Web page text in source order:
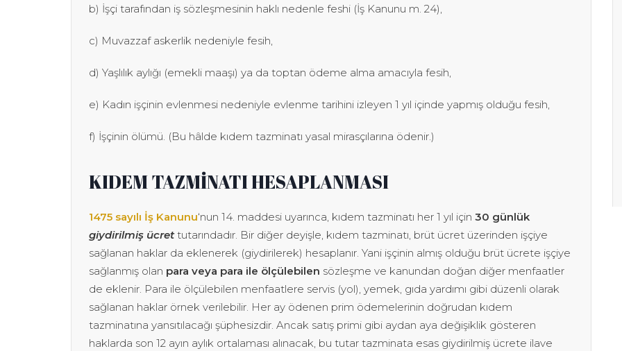
b) İşçi tarafından iş sözleşmesinin haklı nedenle feshi (İş Kanunu m. 24),
c) Muvazzaf askerlik nedeniyle fesih,
d) Yaşlılık aylığı (emekli maaşı) ya da toptan ödeme alma amacıyla fesih,
e) Kadın işçinin evlenmesi nedeniyle evlenme tarihini izleyen 1 yıl içinde yapmış olduğu fesih,
f) İşçinin ölümü. (Bu hâlde kıdem tazminatı yasal mirasçılarına ödenir.)
KIDEM TAZMİNATI HESAPLANMASI
1475 sayılı İş Kanunu‘nun 14. maddesi uyarınca, kıdem tazminatı her 1 yıl için 30 günlük
giydirilmiş ücrettutarındadır. Bir diğer deyişle, kıdem tazminatı, brüt ücret üzerinden işçiye
sağlanan haklar da eklenerek (giydirilerek) hesaplanır. Yani işçinin almış olduğu brüt ücrete işçiye
sağlanmış olan para veya para ile ölçülebilen sözleşme ve kanundan doğan diğer menfaatler
de eklenir. Para ile ölçülebilen menfaatlere servis (yol), yemek, gıda yardımı gibi düzenli olarak
sağlanan haklar örnek verilebilir. Her ay ödenen prim ödemelerinin doğrudan kıdem
tazminatına yansıtılacağı şüphesizdir. Ancak satış primi gibi aydan aya değişiklik gösteren
haklarda son 12 ayın aylık ortalaması alınacak, bu tutar tazminata esas giydirilmiş ücrete ilave